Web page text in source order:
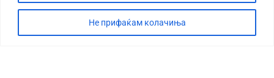
Не прифаќам колачиња